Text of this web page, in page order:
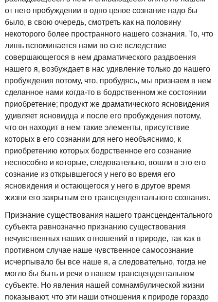
от него пробуждении в одно целое сознание надо бы
было, в свою очередь, смотреть как на половину
некоторого более пространного нашего сознания. То, что
лишь вспоминается нами во сне вследствие
совершающегося в нем драматического раздвоения
нашего я, возбуждает в нас удивление только до нашего
пробуждения потому, что, пробудясь, мы признаем в нем
сделанное нами когда-то в бодрственном же состоянии
приобретение; продукт же драматического ясновидения
удивляет ясновидца и после его пробуждения потому,
что он находит в нем такие элементы, присутствие
которых в его сознании для него необъяснимо, к
приобретению которых бодрственное его сознание
неспособно и которые, следовательно, вошли в это его
сознание из открывшегося у него во время его
ясновидения и остающегося у него в другое время
жизни его закрытым его трансцендентального сознания.
Признание существования нашего трансцендентального
субъекта равнозначно признанию существования
нечувственных наших отношений в природе, так как в
противном случае наше чувственное самосознание
исчерпывало бы все наше я, а следовательно, тогда не
могло бы быть и речи о нашем трансцендентальном
субъекте. Но явления нашей сомнамбулической жизни
показывают, что эти наши отношения к природе гораздо